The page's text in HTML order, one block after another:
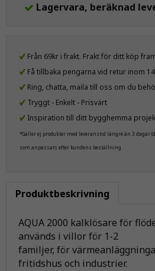
Lagervara, beräknad
Från 69kr i frakt. Frakt för ditt köp
Få tillbaka pengarna vid retur inom
Ring, chatta, maila till oss om du
Tryggt - Enkelt - Prisvärt
Inspiration till ditt bygghemma
*Gäller ej produkter med leveranstid längre än 3 dagar
som anpassats efter kundens beställning
Produktbeskrivning
AQUA 2000 kalklösare för
används i villor för 1-2
familjer, för
fritidshus och industrier.